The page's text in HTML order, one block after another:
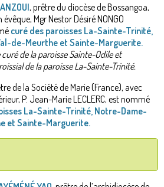
, prêtre du diocèse de Bossangoa,
Mgr Nestor Désiré NONGO
curé des paroisses La-Sainte-Trinité,
de-Meurthe et Sainte-Marguerite.
de la paroisse Sainte-Odile et
de la paroisse La-Sainte-Trinité.
de la Société de Marie (France), avec
P. Jean-Marie LECLERC, est nommé
La-Sainte-Trinité, Notre-Dame-
et Sainte-Marguerite.